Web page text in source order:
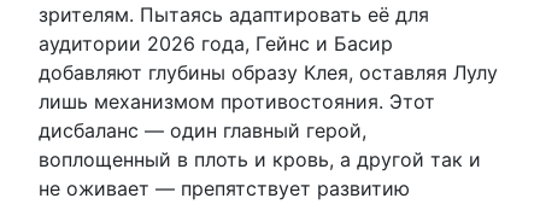
зрителям. Пытаясь адаптировать её для
аудитории 2026 года, Гейнс и Басир
добавляют глубины образу Клея, оставляя Лулу
лишь механизмом противостояния. Этот
дисбаланс — один главный герой,
воплощенный в плоть и кровь, а другой так и
не оживает — препятствует развитию